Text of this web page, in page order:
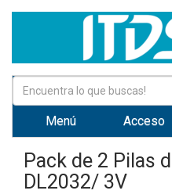
Menú Acceso
Pack de 2 Pilas
DL2032/ 3V